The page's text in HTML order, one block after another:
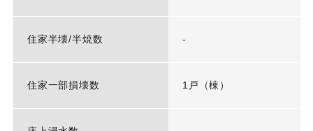
住家半壊/半焼数 -
住家一部損壊数 1戸（棟）